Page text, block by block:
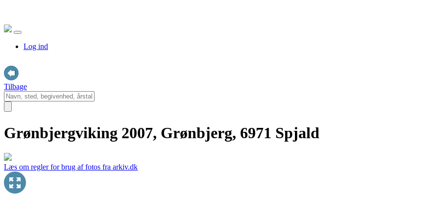
Log ind
Tilbage
Grønbjergviking 2007, Grønbjerg, 6971 Spjald
Læs om regler for brug af fotos fra arkiv.dk